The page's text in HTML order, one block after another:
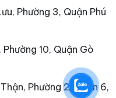
Phường 3, Quận Phú
10, Quận Gò
Phường 2, Quận 6,